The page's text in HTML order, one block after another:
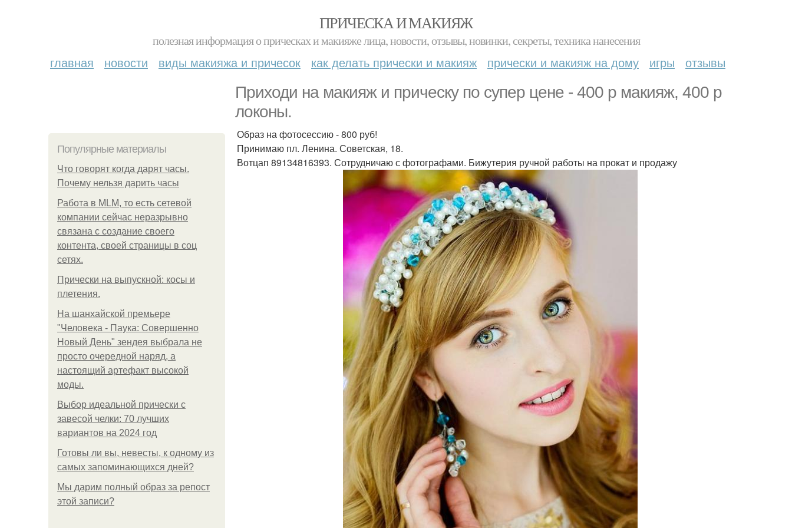
ПРИЧЕСКА И МАКИЯЖ
полезная информация о прическах и макияже лица, новости, отзывы, новинки, секреты, техника нанесения
главная новости виды макияжа и причесок как делать прически и макияж прически и макияж на дому игры отзывы
Приходи на макияж и прическу по супер цене - 400 р макияж, 400 р
локоны.
Популярные материалы
Что говорят когда дарят часы.
Почему нельзя дарить часы
Работа в MLM, то есть сетевой
компании сейчас неразрывно
связана с создание своего
контента, своей страницы в соц
сетях.
Прически на выпускной: косы и
плетения.
На шанхайской премьере
"Человека - Паука: Совершенно
Новый День" зендея выбрала не
просто очередной наряд, а
настоящий артефакт высокой
моды.
Выбор идеальной прически с
завесой челки: 70 лучших
вариантов на 2024 год
Готовы ли вы, невесты, к одному из
самых запоминающихся дней?
Мы дарим полный образ за репост
этой записи?
Образ на фотосессию - 800 руб!
Принимаю пл. Ленина. Советская, 18.
Вотцап 89134816393. Сотрудничаю с фотографами. Бижутерия ручной работы на прокат и продажу